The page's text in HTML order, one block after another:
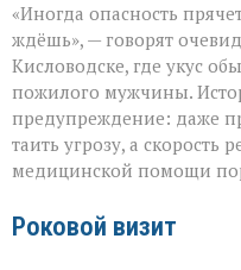
«Иногда опасность
ждёшь», — говорят
Кисловодске, где укус
пожилого мужчины.
предупреждение: даже
таить угрозу, а скорость
медицинской помощи
Роковой визит